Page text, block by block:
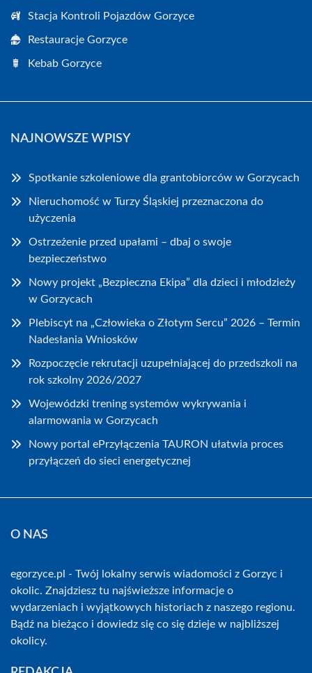
Stacja Kontroli Pojazdów Gorzyce
Restauracje Gorzyce
Kebab Gorzyce
NAJNOWSZE WPISY
Spotkanie szkoleniowe dla grantobiorców w Gorzycach
Nieruchomość w Turzy Śląskiej przeznaczona do
użyczenia
Ostrzeżenie przed upałami – dbaj o swoje
bezpieczeństwo
Nowy projekt „Bezpieczna Ekipa” dla dzieci i młodzieży
w Gorzycach
Plebiscyt na „Człowieka o Złotym Sercu” 2026 – Termin
Nadesłania Wniosków
Rozpoczęcie rekrutacji uzupełniającej do przedszkoli na
rok szkolny 2026/2027
Wojewódzki trening systemów wykrywania i
alarmowania w Gorzycach
Nowy portal ePrzyłączenia TAURON ułatwia proces
przyłączeń do sieci energetycznej
O NAS
egorzyce.pl - Twój lokalny serwis wiadomości z Gorzyc i
okolic. Znajdziesz tu najświeższe informacje o
wydarzeniach i wyjątkowych historiach z naszego regionu.
Bądź na bieżąco i dowiedz się co się dzieje w najbliższej
okolicy.